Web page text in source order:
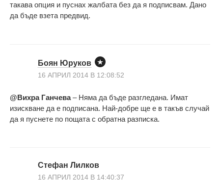
такава опция и пуснах жалбата без да я подписвам. Дано
да бъде взета предвид.
Боян Юруков
16 АПРИЛ 2014 В 12:08:52
@Вихра Ганчева– Няма да бъде разгледана. Имат
изискване да е подписана. Най-добре ще е в такъв случай
да я пуснете по пощата с обратна разписка.
Стефан Лилков
16 АПРИЛ 2014 В 14:40:37